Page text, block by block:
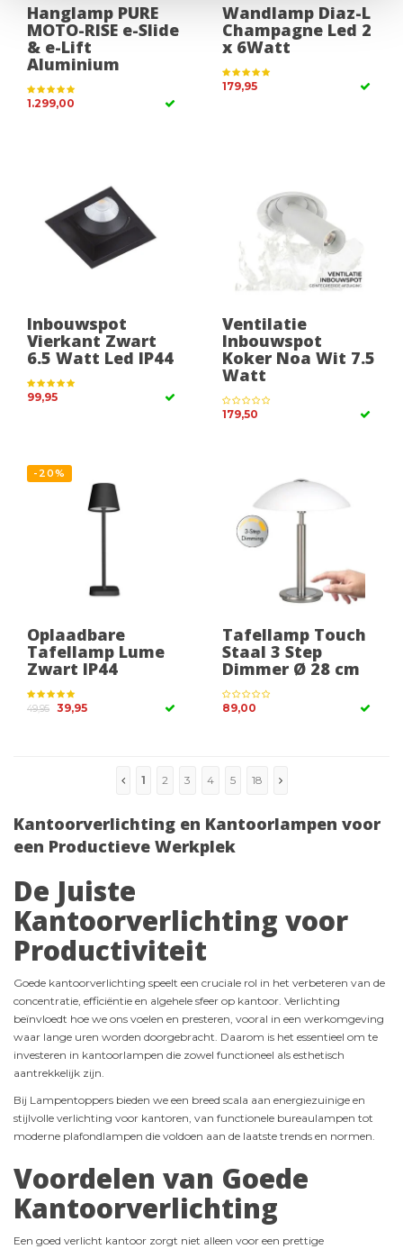
Hanglamp PURE
MOTO-RISE e-Slide
& e-Lift
Aluminium
1.299,00
Wandlamp Diaz-L
Champagne Led 2
x 6Watt
179,95
Inbouwspot
Vierkant Zwart
6.5 Watt Led IP44
99,95
Ventilatie
Inbouwspot
Koker Noa Wit 7.5
Watt
179,50
-20%
Oplaadbare
Tafellamp Lume
Zwart IP44
49,95 39,95
Tafellamp Touch
Staal 3 Step
Dimmer Ø 28 cm
89,00
1 2 3 4 5 18
Kantoorverlichting en Kantoorlampen voor
een Productieve Werkplek
De Juiste
Kantoorverlichting voor
Productiviteit
Goede kantoorverlichting speelt een cruciale rol in het verbeteren van de
concentratie, efficiëntie en algehele sfeer op kantoor. Verlichting
beïnvloedt hoe we ons voelen en presteren, vooral in een werkomgeving
waar lange uren worden doorgebracht. Daarom is het essentieel om te
investeren in kantoorlampen die zowel functioneel als esthetisch
aantrekkelijk zijn.
Bij Lampentoppers bieden we een breed scala aan energiezuinige en
stijlvolle verlichting voor kantoren, van functionele bureaulampen tot
moderne plafondlampen die voldoen aan de laatste trends en normen.
Voordelen van Goede
Kantoorverlichting
Een goed verlicht kantoor zorgt niet alleen voor een prettige